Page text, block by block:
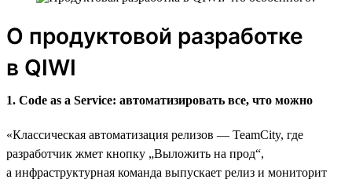
О продуктовой разработке
в QIWI
1. Code as a Service: автоматизировать все, что можно
«Классическая автоматизация релизов — TeamCity, где
разработчик жмет кнопку „Выложить на прод“,
а инфраструктурная команда выпускает релиз и мониторит